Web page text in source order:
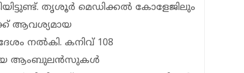
തൃശൂര്‍ മെഡിക്കല്‍ കോളേജിലും
ആവശ്യമായ
നല്‍കി. കനിവ് 108
ആംബുലന്‍സുകള്‍